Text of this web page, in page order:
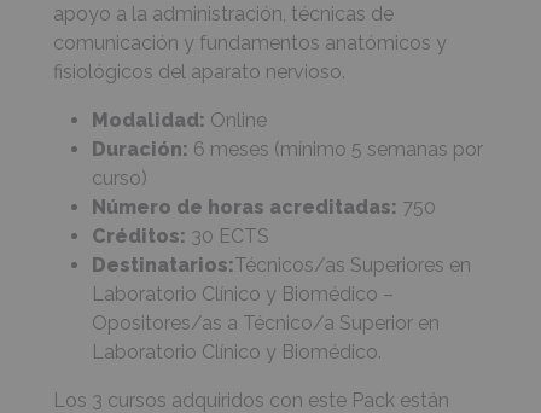
apoyo a la administración, técnicas de
comunicación y fundamentos anatómicos y
fisiológicos del aparato nervioso.
Modalidad: Online
Duración: 6 meses (mínimo 5 semanas por
curso)
Número de horas acreditadas: 750
Créditos: 30 ECTS
Destinatarios:Técnicos/as Superiores en
Laboratorio Clínico y Biomédico –
Opositores/as a Técnico/a Superior en
Laboratorio Clínico y Biomédico.
Los 3 cursos adquiridos con este Pack están